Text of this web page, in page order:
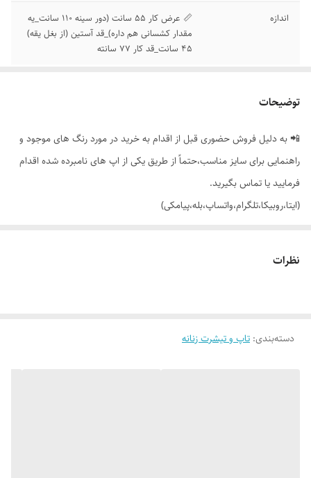
اندازه
📏 عرض کار 55 سانت (دور سینه 110 سانت_یه
مقدار کشسانی هم داره)_قد آستین (از بغل یقه)
45 سانت_قد کار 77 سانته
توضیحات
📲 به دلیل فروش حضوری قبل از اقدام به خرید در مورد رنگ های موجود و
راهنمایی برای سایز مناسب،حتماً از طریق یکی از اپ های نامبرده شده اقدام
فرمایید یا تماس بگیرید.
(ایتا،روبیکا،تلگرام،واتساپ،بله،پیامکی)
🎨 رنگ بندیش: 5 تا رنگ خوشگل داره طبق تصاویر
نظرات
دسته‌بندی: تاپ و تیشرت زنانه